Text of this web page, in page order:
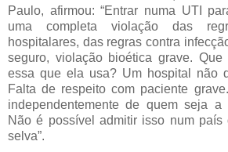
Paulo, afirmou: “Entrar numa UTI
uma completa violação das
hospitalares, das regras contra
seguro, violação bioética grave.
essa que ela usa? Um hospital não
Falta de respeito com paciente
independentemente de quem seja a
Não é possível admitir isso num país
selva”.